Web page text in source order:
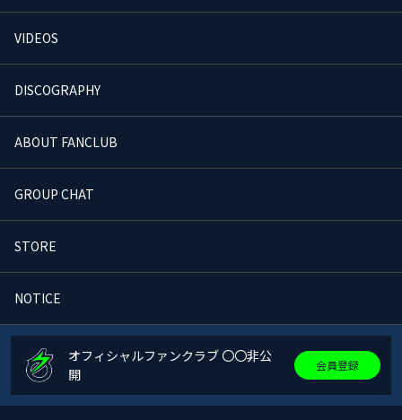
VIDEOS
DISCOGRAPHY
ABOUT FANCLUB
GROUP CHAT
STORE
NOTICE
オフィシャルファンクラブ 〇〇非公
開
会員登録